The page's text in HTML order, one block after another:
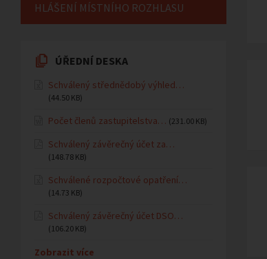
HLÁŠENÍ MÍSTNÍHO ROZHLASU
ÚŘEDNÍ DESKA
Schválený střednědobý výhled…
(44.50 KB)
Počet členů zastupitelstva… (231.00 KB)
Schválený závěrečný účet za…
(148.78 KB)
Schválené rozpočtové opatření…
(14.73 KB)
Schválený závěrečný účet DSO…
(106.20 KB)
Zobrazit více